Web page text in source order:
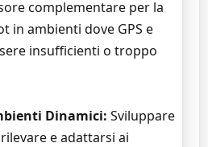
complementare per la
in ambienti dove GPS e
insufficienti o troppo
Dinamici: Sviluppare
e adattarsi ai